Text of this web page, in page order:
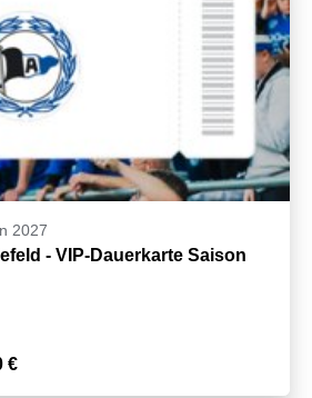
2027
- VIP-Dauerkarte Saison
€